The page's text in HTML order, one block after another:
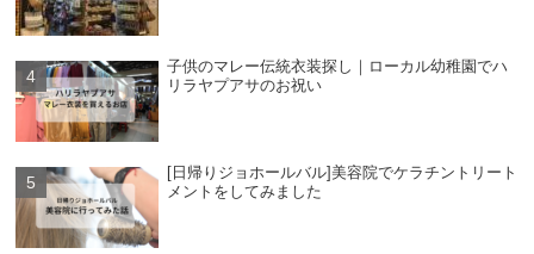
子供のマレー伝統衣装探し｜ローカル幼稚園でハ
リラヤプアサのお祝い
[日帰りジョホールバル]美容院でケラチントリート
メントをしてみました